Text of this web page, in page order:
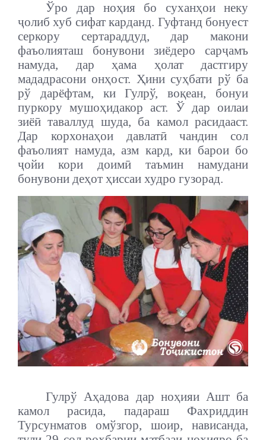
Ўро дар ноҳия бо суханҳои неку
ҷолиб хуб сифат карданд. Гуфтанд бонуест
серкору сертараддуд, дар макони
фаъолияташ бонувони зиёдеро сарҷамъ
намуда, дар ҳама ҳолат дастгиру
мададрасони онҳост. Ҳини суҳбати рў ба
рў дарёфтам, ки Гулрў, воқеан, бонуи
пуркору мушоҳидакор аст. Ў дар оилаи
зиёӣ таваллуд шуда, ба камол расидааст.
Дар корхонаҳои давлатӣ чандин сол
фаъолият намуда, азм кард, ки барои бо
ҷойи кори доимӣ таъмин намудани
бонувони деҳот ҳиссаи худро гузорад.
Гулрў Аҳадова дар ноҳияи Ашт ба
камол расида, падараш Фахриддин
Турсунматов омўзгор, шоир, нависанда,